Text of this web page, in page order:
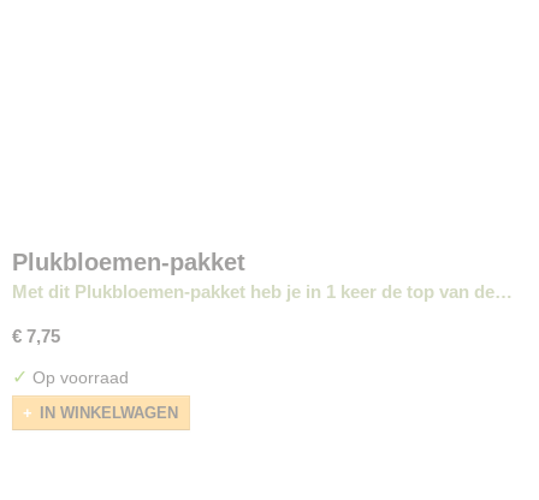
Plukbloemen-pakket
Met dit Plukbloemen-pakket heb je in 1 keer de top van de…
€ 7,75
✓ Op voorraad
IN WINKELWAGEN